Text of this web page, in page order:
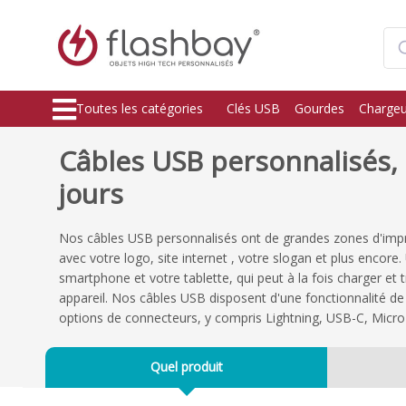
Toutes les catégories Clés USB Gourdes
Câbles USB
jours
Nos câbles USB personnalisés ont de grandes zones
avec votre logo, site internet , votre slogan et plus
smartphone et votre tablette, qui peut à la fois charger et
appareil. Nos câbles USB disposent d'une fonctionnalité
options de connecteurs, y compris Lightning, USB-C,
Quel produit